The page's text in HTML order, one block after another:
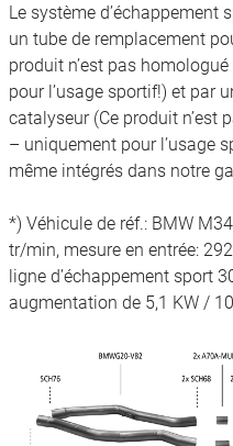
Le système d’échappement
un tube de remplacement
produit n’est pas
pour l’usage sportif!) et par
catalyseur (Ce produit n’est
– uniquement pour l’usage
même intégrés dans notre
*) Véhicule de réf.: BMW
tr/min, mesure en entrée:
ligne d’échappement sport
augmentation de 5,1 KW /